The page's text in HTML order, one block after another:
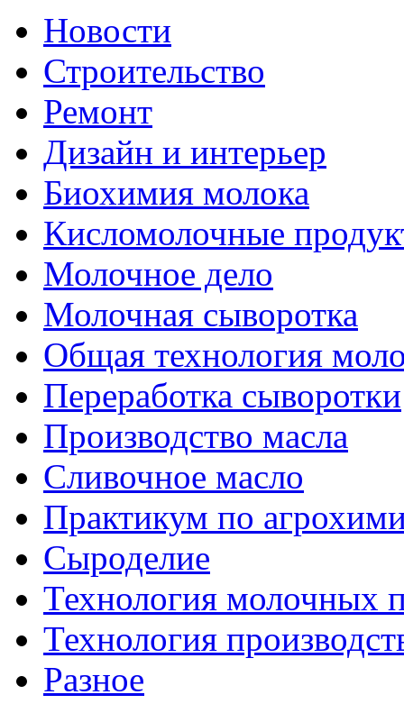
Новости
Строительство
Ремонт
Дизайн и интерьер
Биохимия молока
Кисломолочные
Молочное дело
Молочная сыворотка
Общая технология
Переработка сыворотки
Производство масла
Сливочное масло
Практикум по
Сыроделие
Технология молочных
Технология
Разное